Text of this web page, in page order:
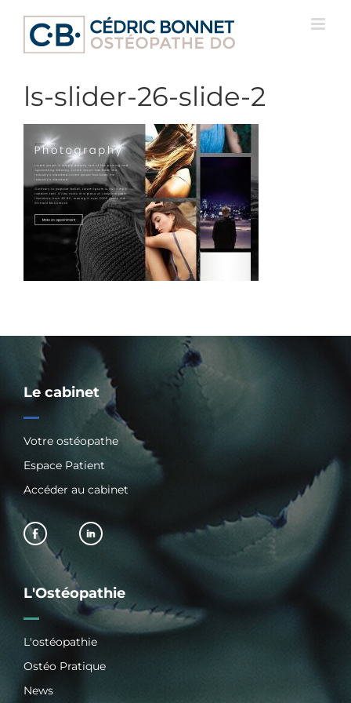
contenu
ls-slider-26-slide-2
Le cabinet
Votre ostéopathe
Espace Patient
Accéder au cabinet
L'Ostéopathie
L'ostéopathie
Ostéo Pratique
News